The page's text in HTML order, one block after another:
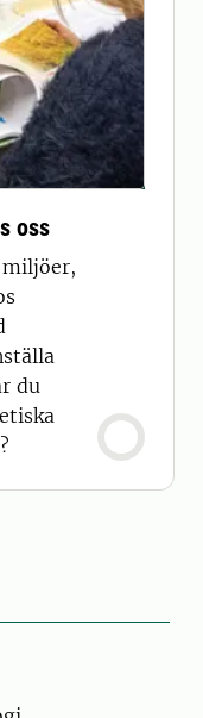
oss
du